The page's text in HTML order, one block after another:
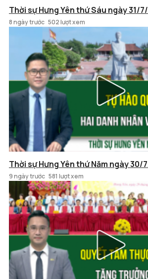
Thời sự Hưng Yên thứ Sáu ngày 31/
8 ngày trước 502 lượt xem
Thời sự Hưng Yên thứ Năm ngày 30/
9 ngày trước 581 lượt xem